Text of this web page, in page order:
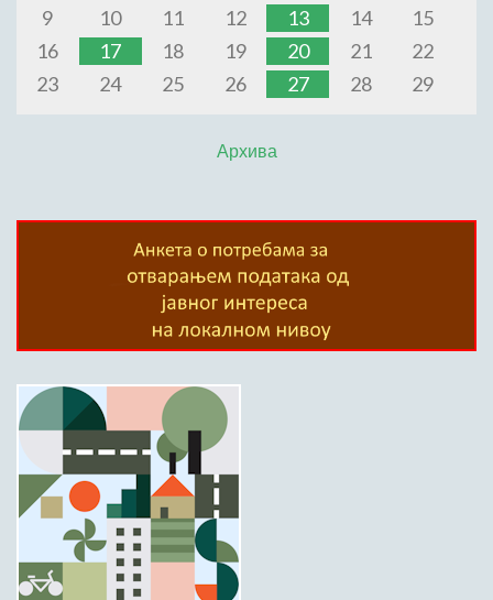
9 10 11 12 13 14
15
16
17 18 19 20 21
22
23
24 25 26 27 28 29
Архива